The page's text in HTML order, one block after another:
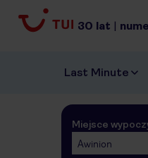
30 lat |
Last Minute
Miejsce
Awinion